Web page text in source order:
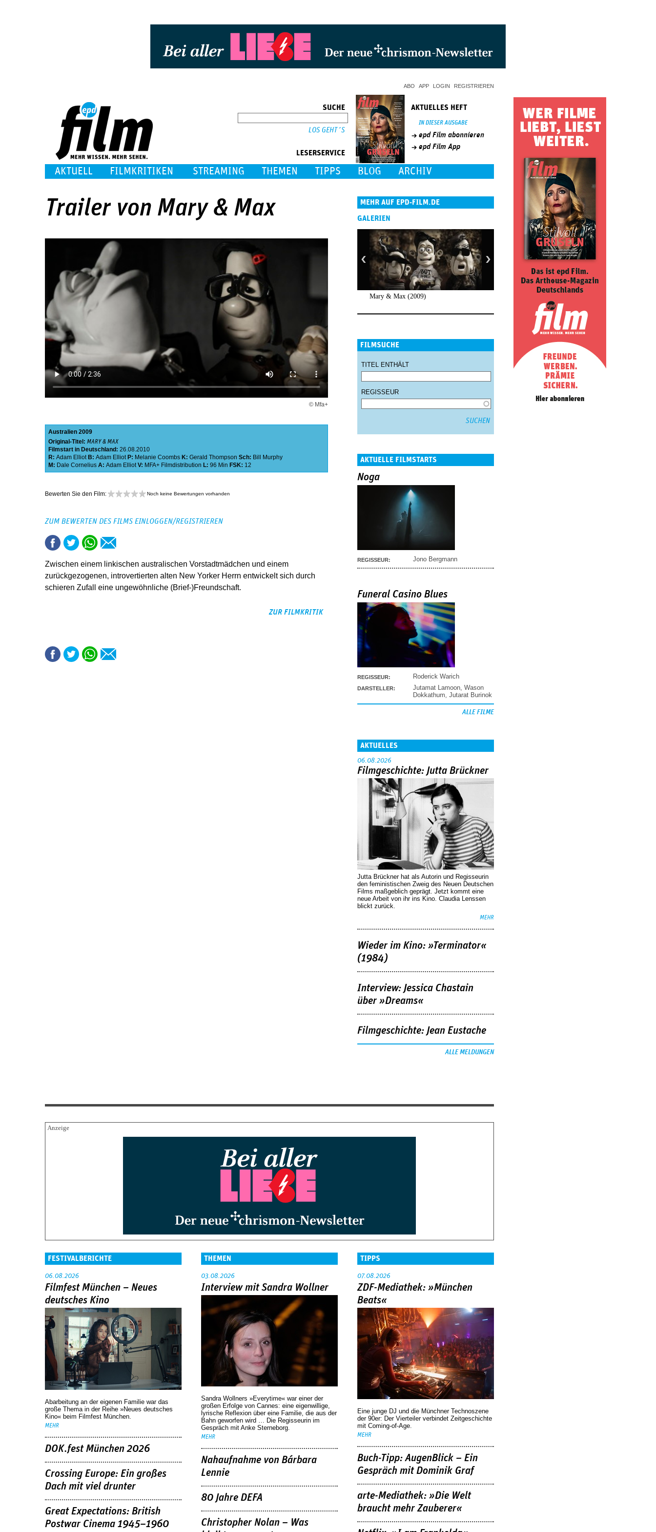
ABO APP LOGIN REGISTRIEREN
SUCHE
LESERSERVICE
AKTUELLES HEFT
IN DIESER AUSGABE
epd Film abonnieren
epd Film App
AKTUELL FILMKRITIKEN STREAMING THEMEN TIPPS BLOG ARCHIV
Trailer von Mary & Max
© Mfa+
Australien 2009
Original-Titel: MARY & MAX
Filmstart in Deutschland: 26.08.2010
R: Adam Elliot B: Adam Elliot P: Melanie Coombs K: Gerald Thompson Sch: Bill Murphy
M: Dale Cornelius A: Adam Elliot V: MFA+ Filmdistribution L: 96 Min FSK: 12
Bewerten Sie den Film: Noch keine Bewertungen vorhanden
ZUM BEWERTEN DES FILMS EINLOGGEN/REGISTRIEREN
Zwischen einem linkischen australischen Vorstadtmädchen und einem
zurückgezogenen, introvertierten alten New Yorker Herrn entwickelt sich durch
schieren Zufall eine ungewöhnliche (Brief-)Freundschaft.
ZUR FILMKRITIK
MEHR AUF EPD-FILM.DE
GALERIEN
Mary & Max (2009)
FILMSUCHE
TITEL ENTHÄLT
REGISSEUR
AKTUELLE FILMSTARTS
Noga
REGISSEUR: Jono Bergmann
Funeral Casino Blues
REGISSEUR: Roderick Warich
DARSTELLER: Jutamat Lamoon Wason
Dokkathum Jutarat Burinok
ALLE FILME
AKTUELLES
06.08.2026
Filmgeschichte: Jutta Brückner
Jutta Brückner hat als Autorin und Regisseurin
den feministischen Zweig des Neuen Deutschen
Films maßgeblich geprägt. Jetzt kommt eine
neue Arbeit von ihr ins Kino. Claudia Lenssen
blickt zurück.
MEHR
Wieder im Kino: »Terminator«
(1984)
Interview: Jessica Chastain
über »Dreams«
Filmgeschichte: Jean Eustache
ALLE MELDUNGEN
FESTIVALBERICHTE
06.08.2026
Filmfest München – Neues
deutsches Kino
Abarbeitung an der eigenen Familie war das
große Thema in der Reihe »Neues deutsches
Kino« beim Filmfest München.
MEHR
DOK.fest München 2026
Crossing Europe: Ein großes
Dach mit viel drunter
Great Expectations: British
Postwar Cinema 1945–1960
THEMEN
03.08.2026
Interview mit Sandra Wollner
Sandra Wollners »Everytime« war einer der
großen Erfolge von Cannes: eine eigenwillige,
lyrische Reflexion über eine ­Familie, die aus der
Bahn geworfen wird … Die Regisseurin im
Gespräch mit Anke Sterneborg.
MEHR
Nahaufnahme von Bárbara
Lennie
80 Jahre DEFA
Christopher Nolan – Was
TIPPS
07.08.2026
ZDF-Mediathek: »München
Beats«
Eine junge DJ und die Münchner Technoszene
der 90er: Der Vierteiler verbindet Zeitgeschichte
mit Coming-of-Age.
MEHR
Buch-Tipp: AugenBlick – Ein
Gespräch mit Dominik Graf
arte-Mediathek: »Die Welt
braucht mehr Zauberer«